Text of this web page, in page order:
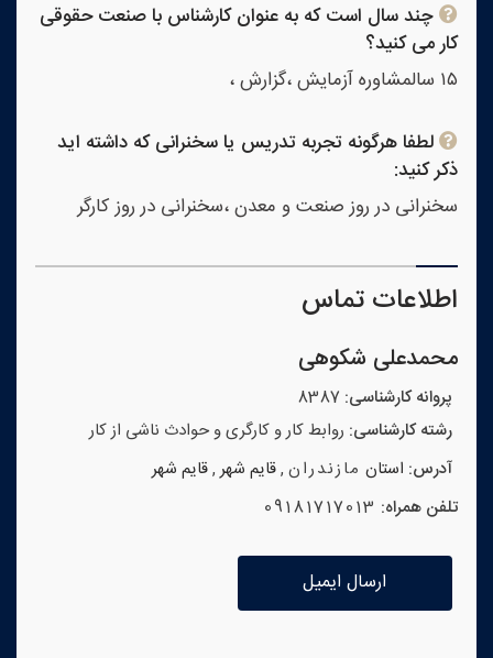
چند سال است که به عنوان کارشناس با صنعت حقوقی
کار می کنید؟
۱۵ سالمشاوره آزمایش ،گزارش ،
لطفا هرگونه تجربه تدریس یا سخنرانی که داشته اید
ذکر کنید:
سخنرانی در روز صنعت و معدن ،سخنرانی در روز کارگر
اطلاعات تماس
محمدعلی شکوهی
پروانه کارشناسی: 8387
رشته کارشناسی: روابط کار و کارگری‫ و حوادث ناشی از کار
آدرس: استان مازندران ,قایم شهر,قایم شهر
تلفن همراه: 09181717013
ارسال ایمیل